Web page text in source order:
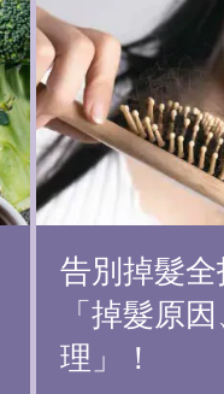
克菲爾益生
析5種功效